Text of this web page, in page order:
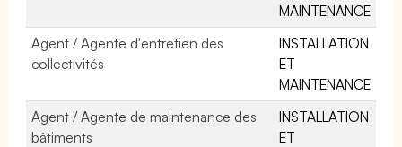
MAINTENANCE
Agent / Agente d'entretien des
collectivités
INSTALLATION
ET
MAINTENANCE
Agent / Agente de maintenance des
bâtiments
INSTALLATION
ET